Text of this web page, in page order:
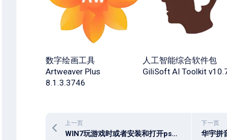
数字绘画工具
Artweaver Plus
8.1.3.3746
人工智能综合软件包
GiliSoft AI Toolkit
下一页
上一页
WIN7玩游戏时或者安装和打开ps2019 时,弹出 计算机中丢失 D3DCOMPILER_47.dll 的从根本上解决办法